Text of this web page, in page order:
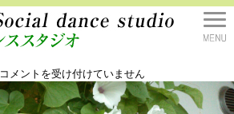
KIMG1091
は
コメントを受け付けていません